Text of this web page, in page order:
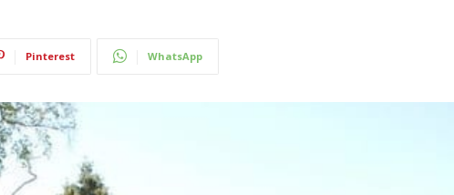
Pinterest WhatsApp